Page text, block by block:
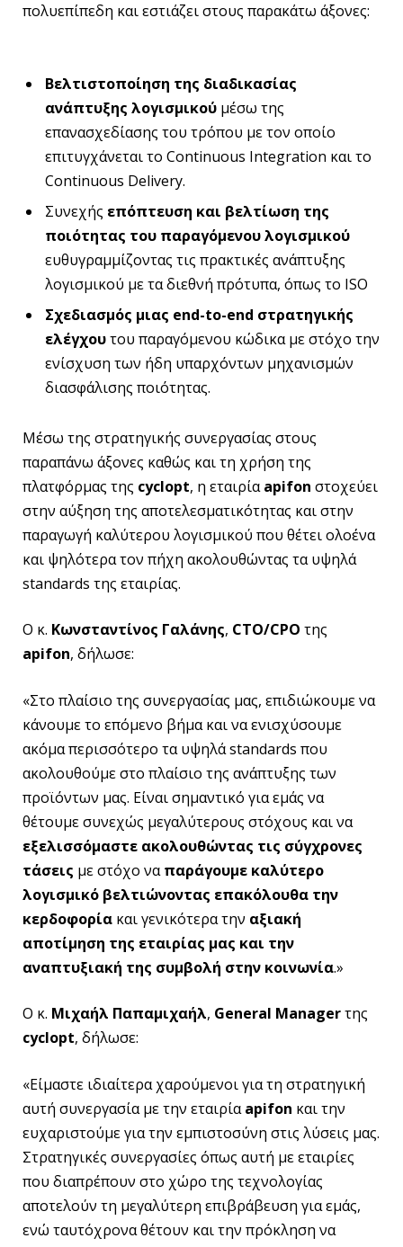
πολυεπίπεδη και εστιάζει στους παρακάτω άξονες:
Βελτιστοποίηση της διαδικασίας
ανάπτυξης λογισμικού μέσω της
επανασχεδίασης του τρόπου με τον οποίο
επιτυγχάνεται το Continuous Integration και το
Continuous Delivery.
Συνεχής επόπτευση και βελτίωση της
ποιότητας του παραγόμενου λογισμικού
ευθυγραμμίζοντας τις πρακτικές ανάπτυξης
λογισμικού με τα διεθνή πρότυπα, όπως το ISO
Σχεδιασμός μιας end-to-end στρατηγικής
ελέγχουτου παραγόμενου κώδικα με στόχο την
ενίσχυση των ήδη υπαρχόντων μηχανισμών
διασφάλισης ποιότητας.
Μέσω της στρατηγικής συνεργασίας στους
παραπάνω άξονες καθώς και τη χρήση της
πλατφόρμας της cyclopt, η εταιρίαapifon στοχεύει
στην αύξηση της αποτελεσματικότητας και στην
παραγωγή καλύτερου λογισμικού που θέτει ολοένα
και ψηλότερα τον πήχη ακολουθώντας τα υψηλά
standards της εταιρίας.
Ο κ. Κωνσταντίνος Γαλάνης, CTO/CPO της
apifon, δήλωσε:
«Στο πλαίσιο της συνεργασίας μας, επιδιώκουμε να
κάνουμε το επόμενο βήμα και να ενισχύσουμε
ακόμα περισσότερο τα υψηλά standards που
ακολουθούμε στο πλαίσιο της ανάπτυξης των
προϊόντων μας. Είναι σημαντικό για εμάς να
θέτουμε συνεχώς μεγαλύτερους στόχους και να
εξελισσόμαστε ακολουθώντας τις σύγχρονες
τάσεις με στόχο ναπαράγουμε καλύτερο
λογισμικό βελτιώνοντας επακόλουθα την
κερδοφορία και γενικότερα την αξιακή
αποτίμηση της εταιρίας μας και την
αναπτυξιακή της συμβολή στην κοινωνία.»
Ο κ. Μιχαήλ Παπαμιχαήλ, General Managerτης
cyclopt, δήλωσε:
«Είμαστε ιδιαίτερα χαρούμενοι για τη στρατηγική
αυτή συνεργασία με την εταιρίαapifon και την
ευχαριστούμε για την εμπιστοσύνη στις λύσεις μας.
Στρατηγικές συνεργασίες όπως αυτή με εταιρίες
που διαπρέπουν στο χώρο της τεχνολογίας
αποτελούν τη μεγαλύτερη επιβράβευση για εμάς,
ενώ ταυτόχρονα θέτουν και την πρόκληση να